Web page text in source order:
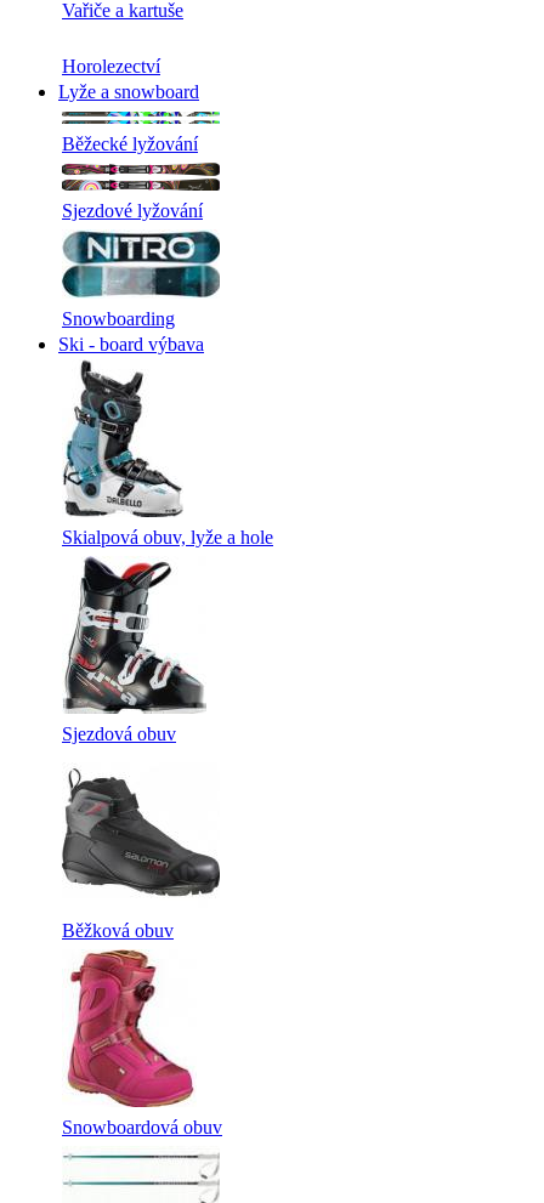
Vařiče a kartuše
Horolezectví
Lyže a snowboard
Běžecké lyžování
Sjezdové lyžování
Snowboarding
Ski - board výbava
Skialpová obuv, lyže a hole
Sjezdová obuv
Běžková obuv
Snowboardová obuv